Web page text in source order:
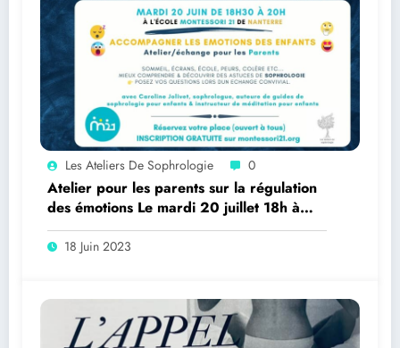
Les Ateliers De Sophrologie 0
Atelier pour les parents sur la régulation
des émotions Le mardi 20 juillet 18h à
Nanterre
18 Juin 2023